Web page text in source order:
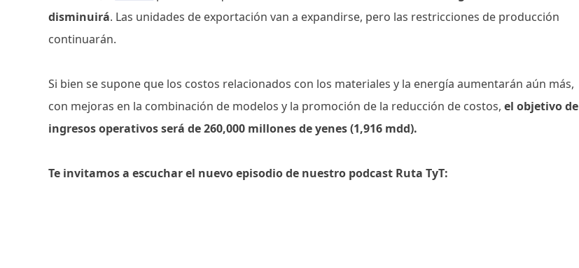
disminuirá. Las unidades de exportación van a expandirse, pero las restricciones de producción
continuarán.
Si bien se supone que los costos relacionados con los materiales y la energía aumentarán aún más,
con mejoras en la combinación de modelos y la promoción de la reducción de costos, el objetivo de
ingresos operativos será de 260,000 millones de yenes (1,916 mdd).
Te invitamos a escuchar el nuevo episodio de nuestro podcast Ruta TyT: